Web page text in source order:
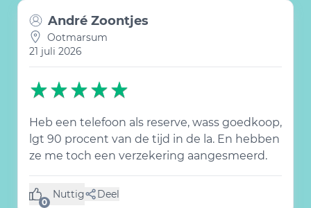
André Zoontjes
Ootmarsum
21 juli 2026
Heb een telefoon als reserve, wass goedkoop,
lgt 90 procent van de tijd in de la. En hebben
ze me toch een verzekering aangesmeerd.
0
Nuttig
(0 like) Deel